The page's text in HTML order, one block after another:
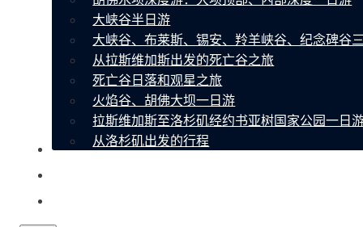
大峡谷半日游
大峡谷、布莱斯、锡安、羚羊峡谷、纪念碑谷
从拉斯维加斯出发的死亡谷之旅
死亡谷日落和观星之旅
火焰谷、胡佛大坝一日游
拉斯维加斯至洛杉矶经约书亚树国家公园一日
从洛杉矶出发的行程
关于我们